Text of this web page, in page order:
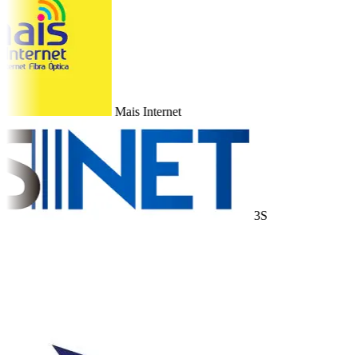
Mais Internet
3S